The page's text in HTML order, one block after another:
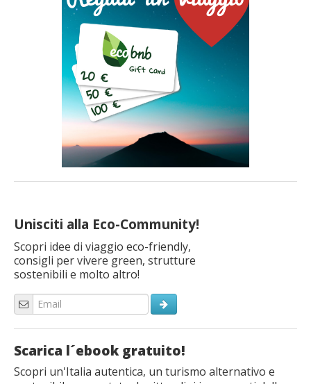
Unisciti alla Eco-Community!
Scopri idee di viaggio eco-friendly,
consigli per vivere green, strutture
sostenibili e molto altro!
Scarica l´ebook gratuito!
Scopri un'Italia autentica, un turismo alternativo e
permetteranno di risparmiare acqua, emissioni di Co2 e […]